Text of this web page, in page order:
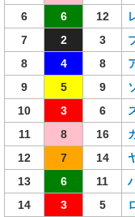
6
6 12
7
2 3
8
4 8
9
5 9
10
3 6
11
8 16
12
7 14
13
6 11
14
3 5